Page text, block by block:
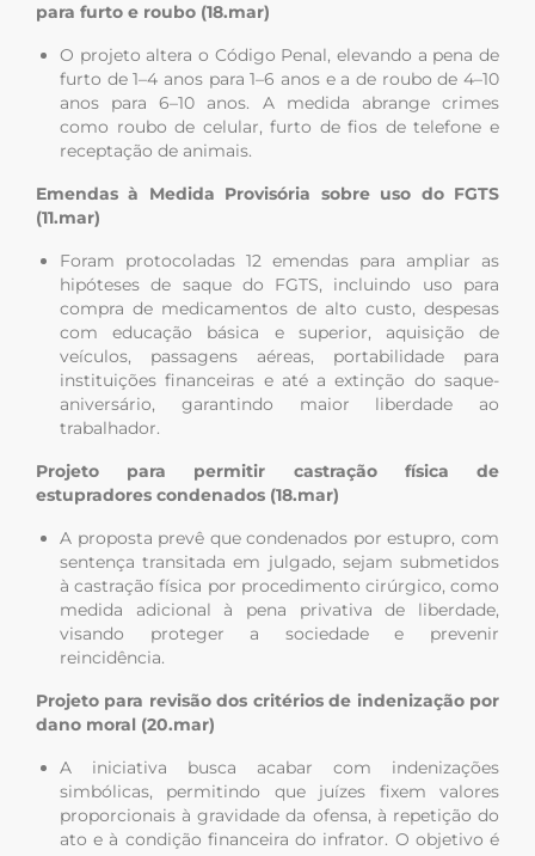
para furto e roubo (18.mar)
O projeto altera o Código Penal, elevando a pena de
furto de 1–4 anos para 1–6 anos e a de roubo de 4–10
anos para 6–10 anos. A medida abrange crimes
como roubo de celular, furto de fios de telefone e
receptação de animais.
Emendas à Medida Provisória sobre uso do FGTS
(11.mar)
Foram protocoladas 12 emendas para ampliar as
hipóteses de saque do FGTS, incluindo uso para
compra de medicamentos de alto custo, despesas
com educação básica e superior, aquisição de
veículos, passagens aéreas, portabilidade para
instituições financeiras e até a extinção do saque-
aniversário, garantindo maior liberdade ao
trabalhador.
Projeto para permitir castração física de
estupradores condenados (18.mar)
A proposta prevê que condenados por estupro, com
sentença transitada em julgado, sejam submetidos
à castração física por procedimento cirúrgico, como
medida adicional à pena privativa de liberdade,
visando proteger a sociedade e prevenir
reincidência.
Projeto para revisão dos critérios de indenização por
dano moral (20.mar)
A iniciativa busca acabar com indenizações
simbólicas, permitindo que juízes fixem valores
proporcionais à gravidade da ofensa, à repetição do
ato e à condição financeira do infrator. O objetivo é